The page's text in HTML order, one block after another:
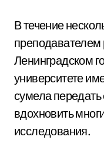
В течение
преподавателем
Ленинградском
университете
сумела передать
вдохновить
исследования.